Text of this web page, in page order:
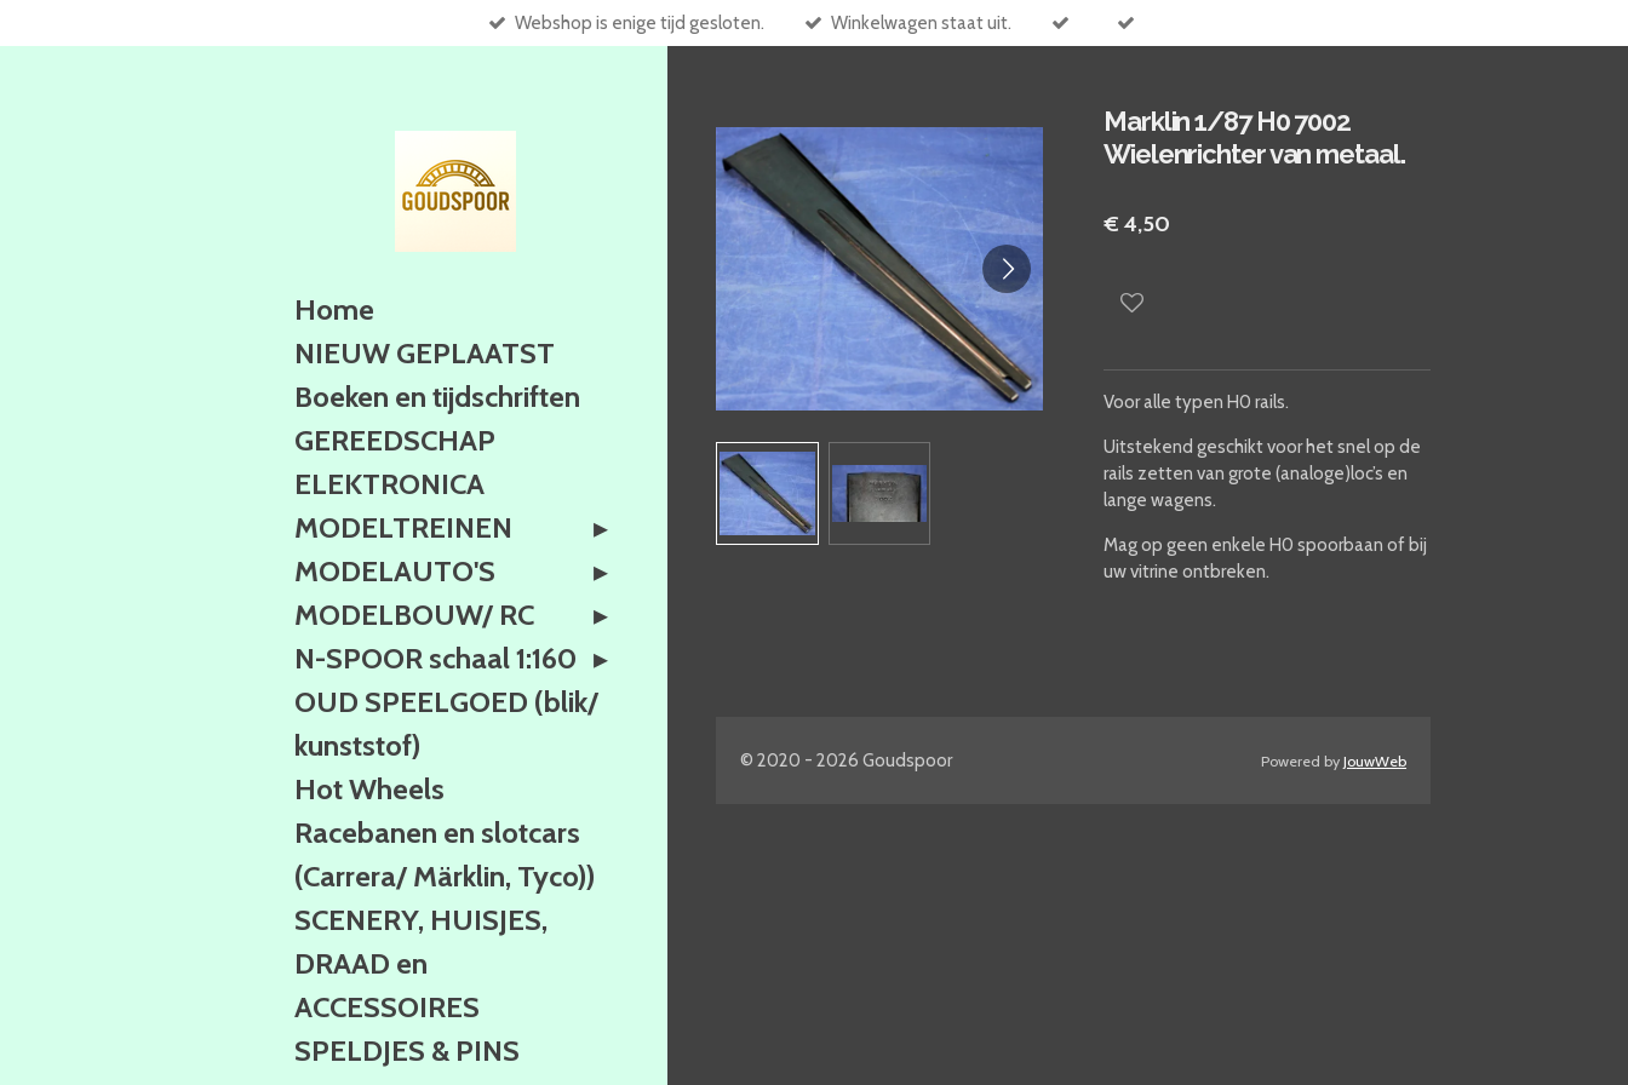
direct
Webshop is enige tijd gesloten. Winkelwagen staat uit.
Marklin 1/87 H0 7002
Wielenrichter van metaal.
€ 4,50
Voor alle typen H0 rails.
Uitstekend geschikt voor het snel op de
rails zetten van grote (analoge)loc’s en
lange wagens.
Mag op geen enkele H0 spoorbaan of bij
uw vitrine ontbreken.
© 2020 - 2026 Goudspoor Powered byJouwWeb
Home
NIEUW GEPLAATST
Boeken en tijdschriften
GEREEDSCHAP
ELEKTRONICA
MODELTREINEN
MODELAUTO'S
MODELBOUW/ RC
N-SPOOR schaal 1:160
OUD SPEELGOED (blik/
kunststof)
Hot Wheels
Racebanen en slotcars
(Carrera/ Märklin, Tyco))
SCENERY, HUISJES,
DRAAD en
ACCESSOIRES
SPELDJES & PINS